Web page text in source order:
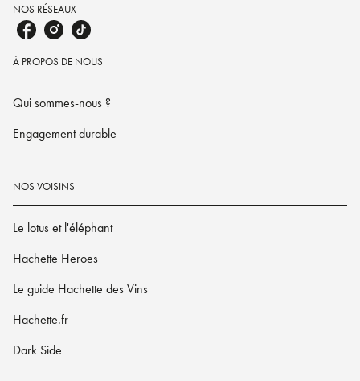
NOS RÉSEAUX
À PROPOS DE NOUS
Qui sommes-nous ?
Engagement durable
NOS VOISINS
Le lotus et l'éléphant
Hachette Heroes
Le guide Hachette des Vins
Hachette.fr
Dark Side